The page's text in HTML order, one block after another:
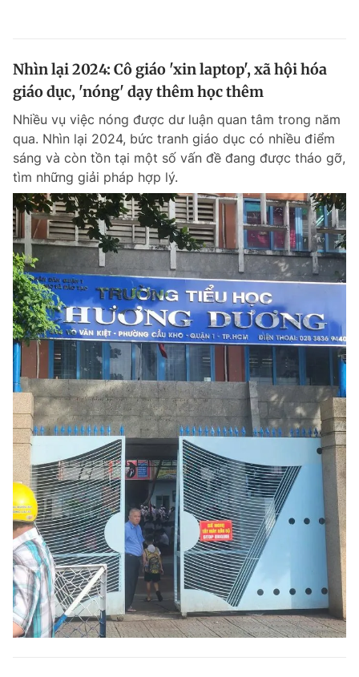
Nhìn lại 2024: Cô giáo 'xin laptop', xã hội hóa
giáo dục, 'nóng' dạy thêm học thêm
Nhiều vụ việc nóng được dư luận quan tâm trong năm
qua. Nhìn lại 2024, bức tranh giáo dục có nhiều điểm
sáng và còn tồn tại một số vấn đề đang được tháo gỡ,
tìm những giải pháp hợp lý.